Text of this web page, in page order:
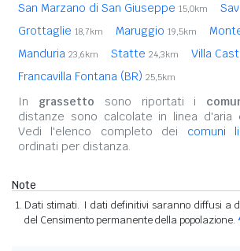
San Marzano di San Giuseppe 15,0km
Grottaglie 18,7km Maruggio 19,5km
Manduria 23,6km Statte 24,3km Villa
Francavilla Fontana (BR) 25,5km
In grassetto sono riportati i
distanze sono calcolate in linea d'aria
Vedi l'elenco completo dei comuni
ordinati per distanza.
Note
Dati stimati. I dati definitivi saranno diffusi a
del Censimento permanente della popolazione.